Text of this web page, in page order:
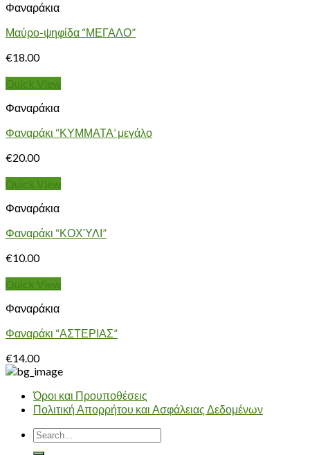
Φαναράκια
Μαύρο-ψηφίδα “ΜΕΓΑΛΟ”
€18.00
Quick View
Φαναράκια
Φαναράκι “ΚΥΜΜΑΤΑ’ μεγάλο
€20.00
Quick View
Φαναράκια
Φαναράκι “ΚΟΧΎΛΙ”
€10.00
Quick View
Φαναράκια
Φαναράκι “ΑΣΤΕΡΙΑΣ”
€14.00
Όροι και Προυποθέσεις
Πολιτική Απορρήτου και Ασφάλειας Δεδομένων
Search
for: